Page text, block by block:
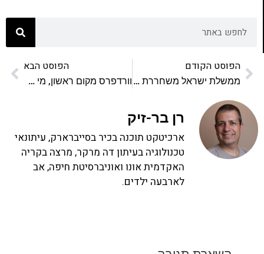
הפוסט הקודם
ממשלת ישראל משחררת קוד חזרה לציבור
הפוסט הבא
וורדפרס מקום ראשון, מי במקום השני?
רן בר-זיק
ארכיטקט תוכנה בכיר בסייברארק, עיתונאי
טכנולוגיה בעיתון דה מרקר, מרצה בקריה
האקדמית אונו ואוניברסיטת חיפה, אב
לארבעה ילדים.